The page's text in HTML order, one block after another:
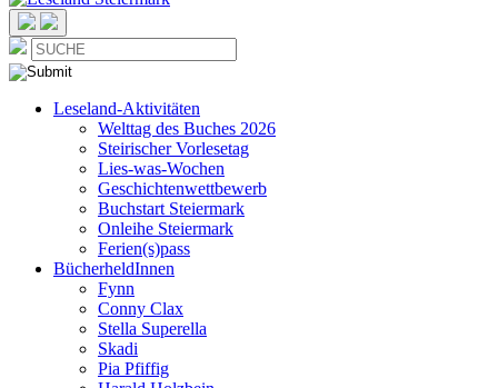
Leseland-Aktivitäten
Welttag des Buches 2026
Steirischer Vorlesetag
Lies-was-Wochen
Geschichtenwettbewerb
Buchstart Steiermark
Onleihe Steiermark
Ferien(s)pass
BücherheldInnen
Fynn
Conny Clax
Stella Superella
Skadi
Pia Pfiffig